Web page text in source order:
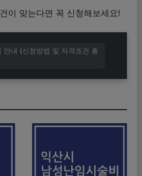
이 맞는다면 꼭 신청해보세요!
내 (신청방법 및 자격조건 총